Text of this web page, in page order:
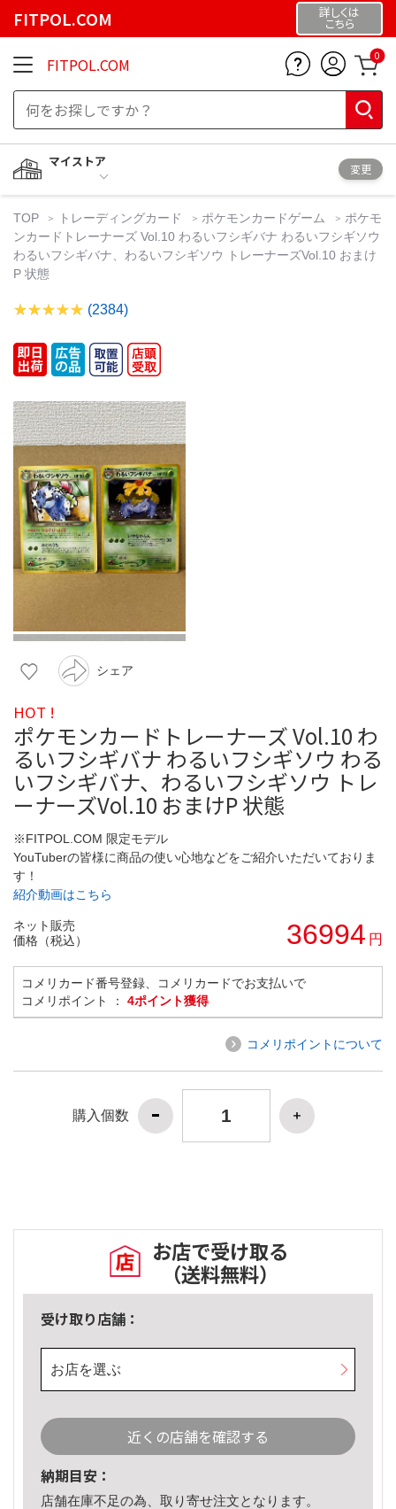
FITPOL.COM 詳しくは
こちら
FITPOL.COM 0
マイストア
変更
TOP トレーディングカード ポケモンカードゲーム
ポケモ
ンカードトレーナーズ Vol.10 わるいフシギバナ わるいフシギソウ
わるいフシギバナ、わるいフシギソウ トレーナーズVol.10 おまけ
P 状態
(2384)
シェア
HOT !
ポケモンカードトレーナーズ Vol.10 わ
るいフシギバナ わるいフシギソウ わる
いフシギバナ、わるいフシギソウ トレ
ーナーズVol.10 おまけP 状態
※FITPOL.COM 限定モデル
YouTuberの皆様に商品の使い心地などをご紹介いただいておりま
す！
紹介動画はこちら
ネット販売
価格（税込）
36994 円
コメリカード番号登録、コメリカードでお支払いで
コメリポイント ： 4ポイント獲得
コメリポイントについて
購入個数
お店で受け取る
（送料無料）
受け取り店舗：
お店を選ぶ
近くの店舗を確認する
納期目安：
店舗在庫不足の為、取り寄せ注文となります。